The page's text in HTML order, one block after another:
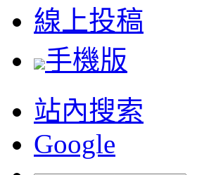
線上投稿
手機版
站內搜索
Google